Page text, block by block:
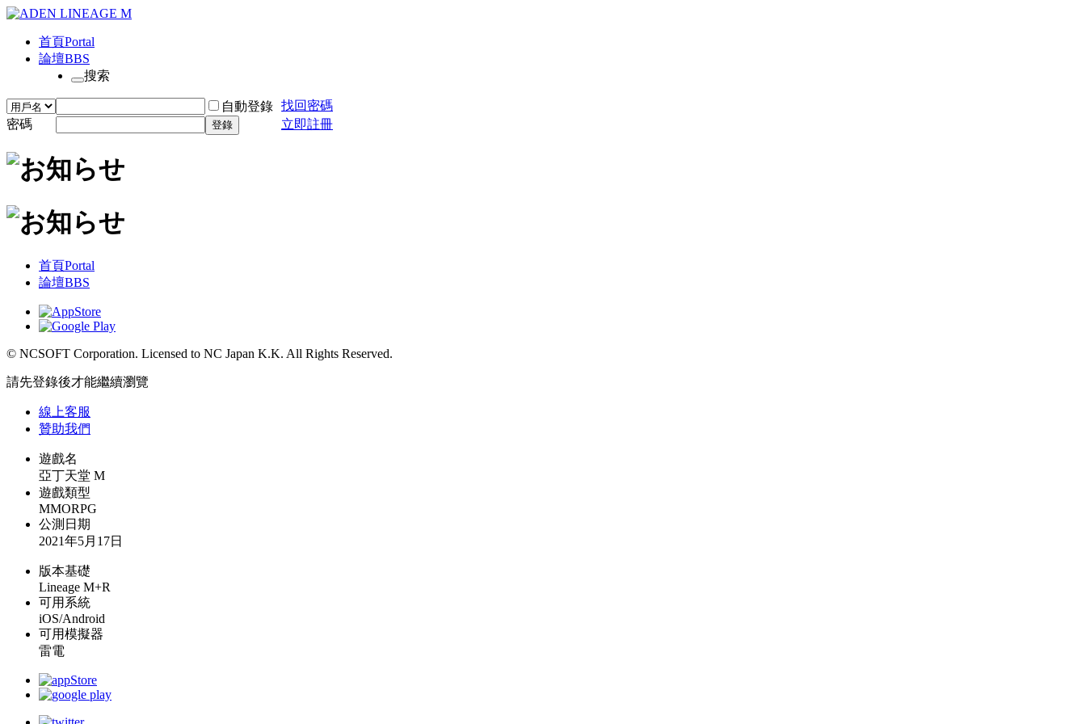
首頁Portal
論壇BBS
搜索
自動登錄 找回密碼
密碼
登錄 立即註冊
首頁Portal
論壇BBS
© NCSOFT Corporation. Licensed to NC Japan K.K. All Rights Reserved.
請先登錄後才能繼續瀏覽
線上客服
贊助我們
遊戲名
亞丁天堂 M
遊戲類型
MMORPG
公測日期
2021年5月17日
版本基礎
Lineage M+R
可用系統
iOS/Android
可用模擬器
雷電